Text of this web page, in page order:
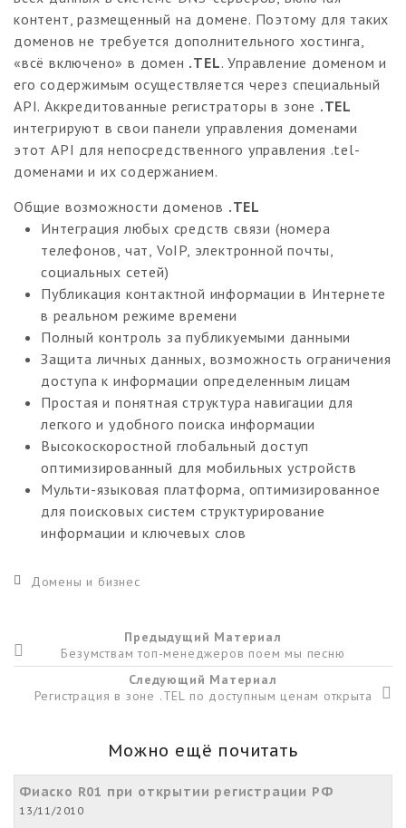
контент, размещенный на домене. Поэтому для таких
доменов не требуется дополнительного хостинга,
«всё включено» в домен .TEL. Управление доменом и
его содержимым осуществляется через специальный
API. Аккредитованные регистраторы в зоне .TEL
интегрируют в свои панели управления доменами
этот API для непосредственного управления .tel-
доменами и их содержанием.
Общие возможности доменов .TEL
Интеграция любых средств связи (номера
телефонов, чат, VoIP, электронной почты,
социальных сетей)
Публикация контактной информации в Интернете
в реальном режиме времени
Полный контроль за публикуемыми данными
Защита личных данных, возможность ограничения
доступа к информации определенным лицам
Простая и понятная структура навигации для
легкого и удобного поиска информации
Высокоскоростной глобальный доступ
оптимизированный для мобильных устройств
Мульти-языковая платформа, оптимизированное
для поисковых систем структурирование
информации и ключевых слов
Домены и бизнес
Предыдущий Материал
Безумствам топ-менеджеров поем мы песню
Следующий Материал
Регистрация в зоне .TEL по доступным ценам открыта
Можно ещё почитать
Фиаско R01 при открытии регистрации РФ
13/11/2010